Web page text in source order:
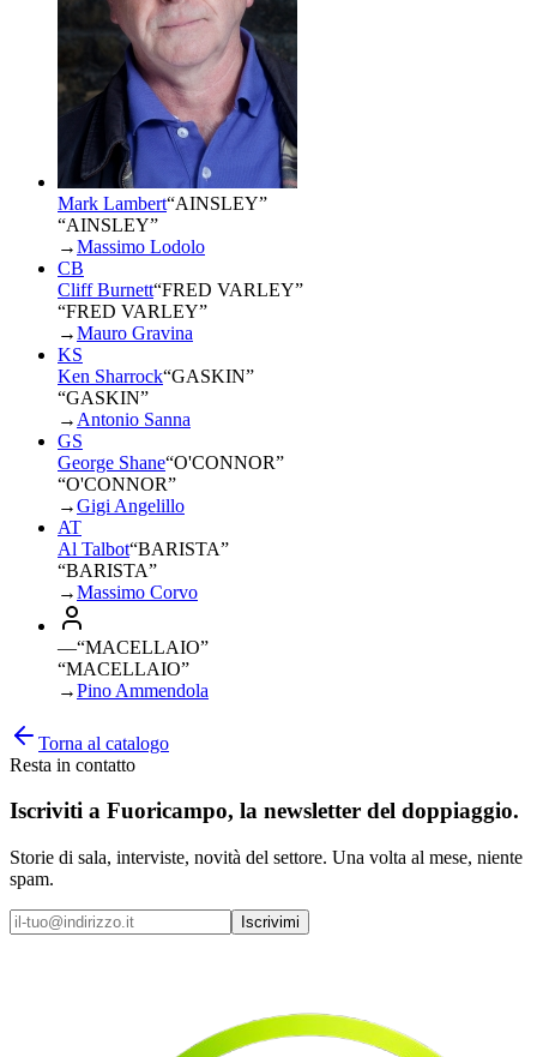
Mark Lambert“AINSLEY”
“AINSLEY”
→Massimo Lodolo
CB
Cliff Burnett“FRED VARLEY”
“FRED VARLEY”
→Mauro Gravina
KS
Ken Sharrock“GASKIN”
“GASKIN”
→ Antonio Sanna
GS
George Shane“O'CONNOR”
“O'CONNOR”
→Gigi Angelillo
AT
Al Talbot“BARISTA”
“BARISTA”
→Massimo Corvo
—“MACELLAIO”
“MACELLAIO”
→Pino Ammendola
Torna al catalogo
Resta in contatto
Iscriviti a Fuoricampo, la newsletter del doppiaggio.
Storie di sala, interviste, novità del settore. Una volta al mese, niente
spam.
Iscrivimi